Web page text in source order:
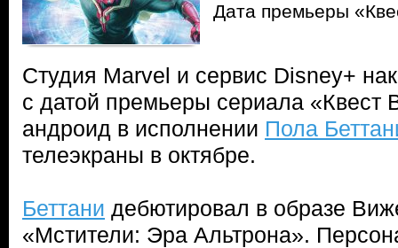
Дата премьеры
Студия Marvel и сервис Disney+
с датой премьеры сериала «Квест
андроид в исполнении Пола
телеэкраны в октябре.
Беттани дебютировал в образе
«Мстители: Эра Альтрона».